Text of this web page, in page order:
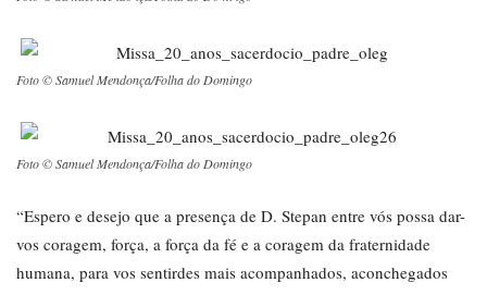
Foto © Samuel Mendonça/Folha do Domingo
Foto © Samuel Mendonça/Folha do Domingo
“Espero e desejo que a presença de D. Stepan entre vós possa dar-
vos coragem, força, a força da fé e a coragem da fraternidade
humana, para vos sentirdes mais acompanhados, aconchegados